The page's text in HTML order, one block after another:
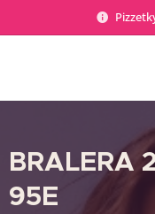
BRALERA
95E